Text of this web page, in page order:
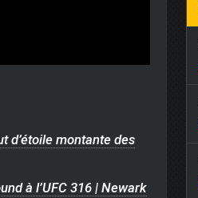
d’étoile montante des
à l’UFC 316 | Newark